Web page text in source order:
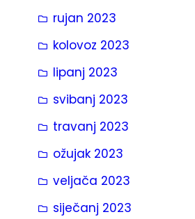
rujan 2023
kolovoz 2023
lipanj 2023
svibanj 2023
travanj 2023
ožujak 2023
veljača 2023
siječanj 2023